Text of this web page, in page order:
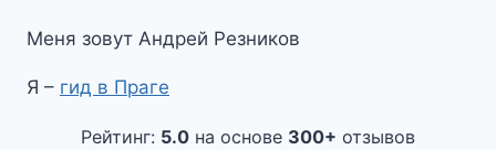
Меня зовут Андрей Резников
Я – гид в Праге
Рейтинг: 5.0 на основе 300+ отзывов